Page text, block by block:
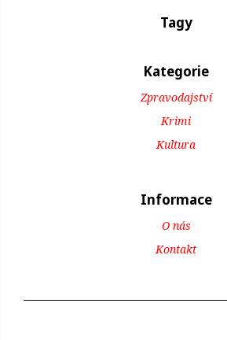
Tagy
Kategorie
Zpravodajství
Krimi
Kultura
Informace
O nás
Kontakt